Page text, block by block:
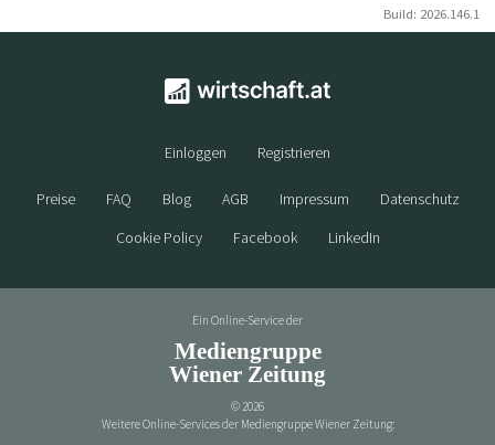
Build: 2026.146.1
Einloggen Registrieren
Preise FAQ Blog AGB Impressum
Datenschutz
Cookie Policy
Facebook LinkedIn
Ein Online-Service der
Mediengruppe
Wiener Zeitung
© 2026
Weitere Online-Services der Mediengruppe Wiener Zeitung: